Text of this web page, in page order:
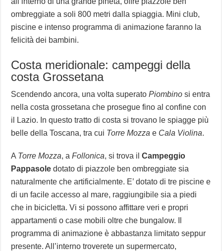
ombreggiate a soli 800 metri dalla spiaggia. Mini club,
piscine e intenso programma di animazione faranno la
felicità dei bambini.
Costa meridionale: campeggi della
costa Grossetana
Scendendo ancora, una volta superatoPiombino si entra
nella costa grossetana che prosegue fino al confine con
il Lazio. In questo tratto di costa si trovano le spiagge più
belle della Toscana, tra cui Torre Mozza e Cala Violina.
A Torre Mozza, aFollonica, si trova ilCampeggio
Pappasole dotato di piazzole ben ombreggiate sia
naturalmente che artificialmente. E’ dotato di tre piscine e
di un facile accesso al mare, raggiungibile sia a piedi
che in bicicletta. Vi si possono affittare veri e propri
appartamenti o case mobili oltre che bungalow. Il
programma di animazione è abbastanza limitato seppur
presente. All’interno troverete un supermercato,